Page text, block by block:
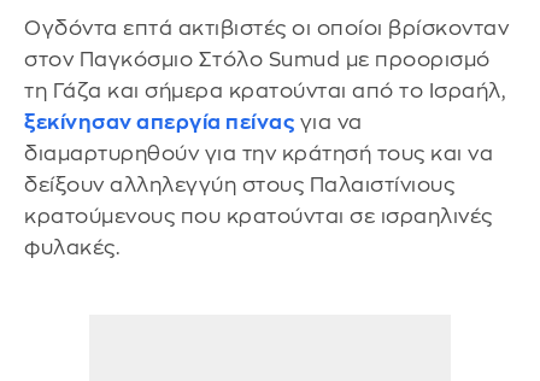
Ογδόντα επτά ακτιβιστές οι οποίοι βρίσκονταν
στον Παγκόσμιο Στόλο Sumud με προορισμό
τη Γάζα και σήμερα κρατούνται από το Ισραήλ,
ξεκίνησαν απεργία πείνας για να
διαμαρτυρηθούν για την κράτησή τους και να
δείξουν αλληλεγγύη στους Παλαιστίνιους
κρατούμενους που κρατούνται σε ισραηλινές
φυλακές.